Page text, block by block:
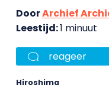
DoorArchief
Leestijd:1 minuut
reageer
Hiroshima